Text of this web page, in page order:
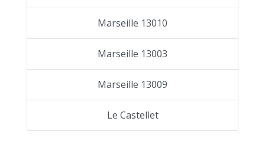
Marseille 13010
Marseille 13003
Marseille 13009
Le Castellet